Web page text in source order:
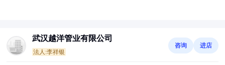
武汉越洋管业有限公司
法人:李祥银
咨询 进店